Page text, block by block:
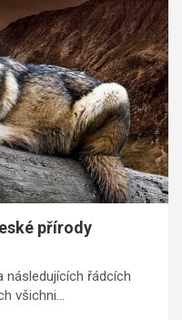
přírody
následujících řádcích
všichni…